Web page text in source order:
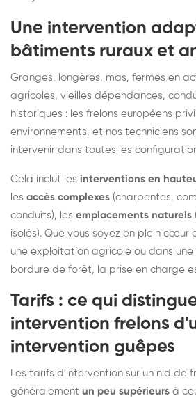
Une intervention
bâtiments ruraux et
Granges, longères, mas, fermes en
agricoles, vieilles dépendances,
historiques : les frelons européens
environnements, et nos techniciens
intervenir dans toutes les
Cela inclut les interventions en
les accès complexes (charpentes,
conduits), les emplacements naturels
isolés). Que vous soyez en plein cœur
une exploitation agricole ou dans une
bordure de forêt, la prise en charge
Tarifs : ce qui
intervention frelons
intervention guêpes
Les tarifs d'intervention sur un nid de
généralement un peu supérieurs à